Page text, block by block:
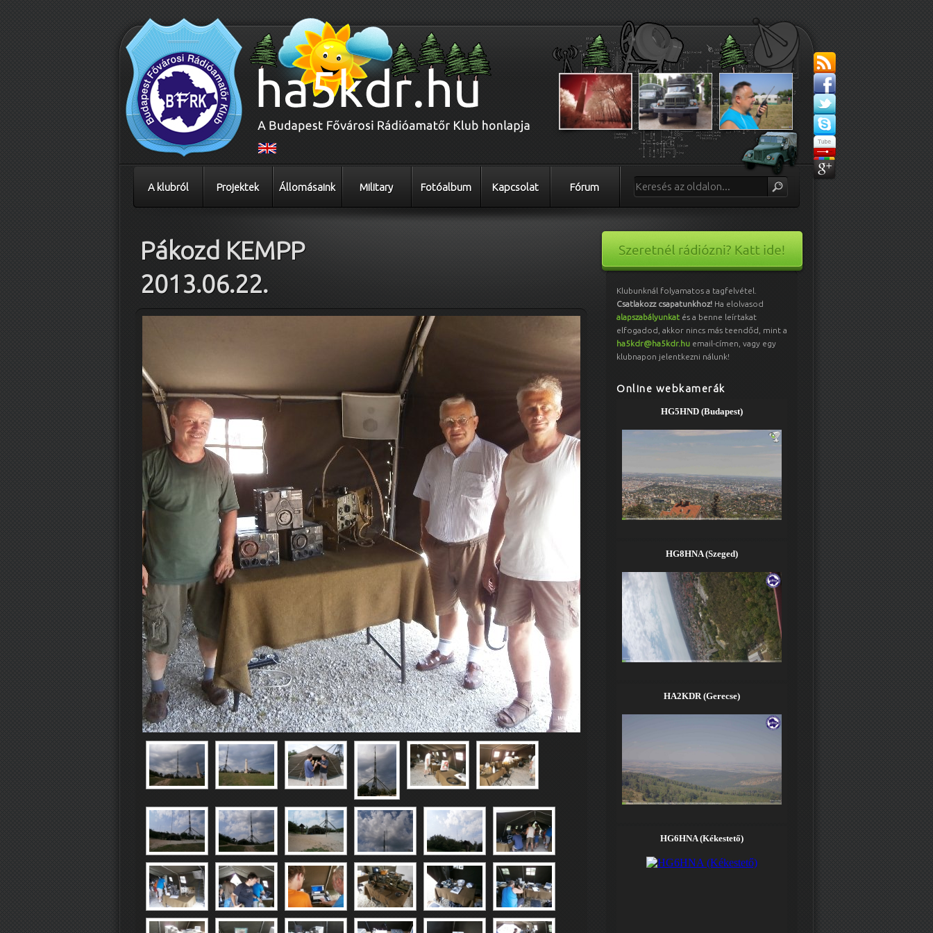
A klubról Projektek Állomásaink Military Fotóalbum Kapcsolat Fórum
Pákozd KEMPP
2013.06.22.
Klubunknál folyamatos a tagfelvétel.
Csatlakozz csapatunkhoz! Ha elolvasod
alapszabályunkat és a benne leírtakat
elfogadod, akkor nincs más teendőd, mint a
ha5kdr@ha5kdr.hu email-címen, vagy egy
klubnapon jelentkezni nálunk!
Online webkamerák